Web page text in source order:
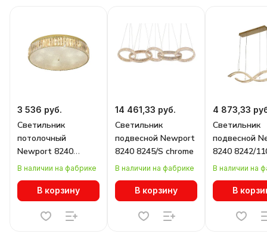
3 536 руб.
Светильник
потолочный
Newport 8240
8249/PL gold NEW
В наличии на фабрике
В корзину
14 461,33 руб.
Светильник
подвесной Newport
8240 8245/S chrome
В наличии на фабрике
В корзину
4 873,33
Светильник
подвесной
8240 8242/
В наличии на
В